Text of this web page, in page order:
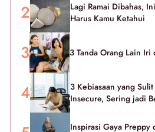
Lagi Ramai Dibahas,
Harus Kamu Ketahui
3 Tanda Orang Lain Iri
3 Kebiasaan yang
Insecure, Sering jadi
Inspirasi Gaya Preppy